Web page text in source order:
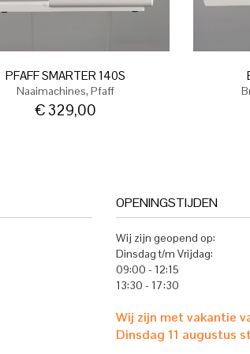
PFAFF SMARTER 140S
Naaimachines,Pfaff
€329,00
OPENINGSTIJDEN
Wij zijn geopend op:
Dinsdag t/m Vrijdag:
09:00 - 12:15
13:30 - 17:30
Wij zijn met vakantie
Dinsdag 11 augustus